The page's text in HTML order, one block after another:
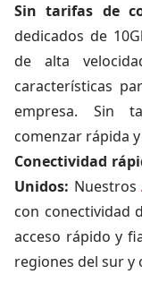
Sin tarifas de
dedicados de
de alta
características
empresa. Sin
comenzar rápida
Conectividad
Unidos: Nuestros
con conectividad
acceso rápido y
regiones del sur y